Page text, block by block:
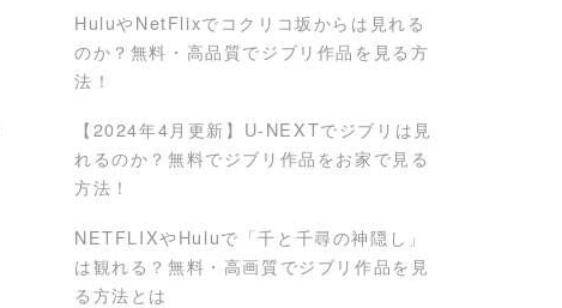
HuluやNetFlixでコクリコ坂からは見れる
のか？無料・高品質でジブリ作品を見る方
法！
【2024年4月更新】U-NEXTでジブリは見
れるのか？無料でジブリ作品をお家で見る
方法！
NETFLIXやHuluで「千と千尋の神隠し」
は観れる？無料・高画質でジブリ作品を見
る方法とは